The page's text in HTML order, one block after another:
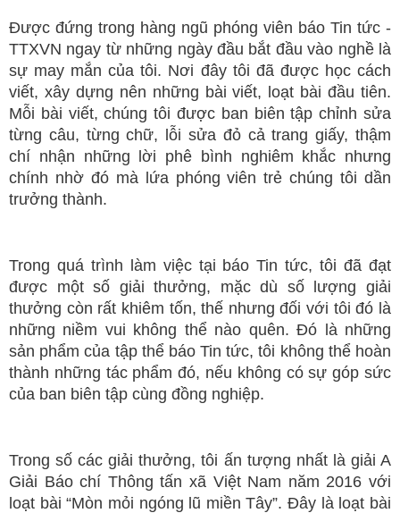
Được đứng trong hàng ngũ phóng viên báo Tin tức -
TTXVN ngay từ những ngày đầu bắt đầu vào nghề là
sự may mắn của tôi. Nơi đây tôi đã được học cách
viết, xây dựng nên những bài viết, loạt bài đầu tiên.
Mỗi bài viết, chúng tôi được ban biên tập chỉnh sửa
từng câu, từng chữ, lỗi sửa đỏ cả trang giấy, thậm
chí nhận những lời phê bình nghiêm khắc nhưng
chính nhờ đó mà lứa phóng viên trẻ chúng tôi dần
trưởng thành.
Trong quá trình làm việc tại báo Tin tức, tôi đã đạt
được một số giải thưởng, mặc dù số lượng giải
thưởng còn rất khiêm tốn, thế nhưng đối với tôi đó là
những niềm vui không thể nào quên. Đó là những
sản phẩm của tập thể báo Tin tức, tôi không thể hoàn
thành những tác phẩm đó, nếu không có sự góp sức
của ban biên tập cùng đồng nghiệp.
Trong số các giải thưởng, tôi ấn tượng nhất là giải A
Giải Báo chí Thông tấn xã Việt Nam năm 2016 với
loạt bài “Mòn mỏi ngóng lũ miền Tây”. Đây là loạt bài